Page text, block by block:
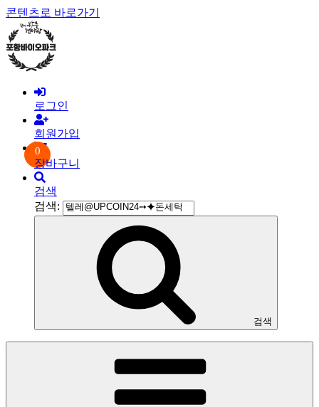
콘텐츠로 바로가기
로그인
회원가입
0
장바구니
검색
검색:
검색